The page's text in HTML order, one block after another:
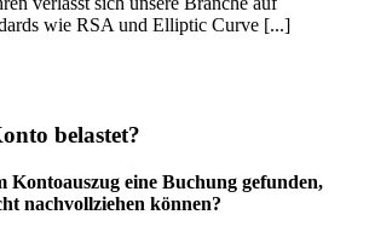
wie RSA und Elliptic Curve [...]
belastet?
Kontoauszug eine Buchung gefunden,
nachvollziehen können?